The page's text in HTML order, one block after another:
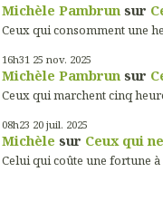
Michèle Pambrun sur
Ceux qui consomment une
16h31 25 nov. 2025
Michèle Pambrun sur
Ceux qui marchent cinq
08h23 20 juil. 2025
Michèle sur Ceux qui
Celui qui coûte une fortune